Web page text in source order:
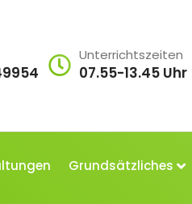
Unterrichtszeiten
07.55-13.45 Uhr
Grundsätzliches